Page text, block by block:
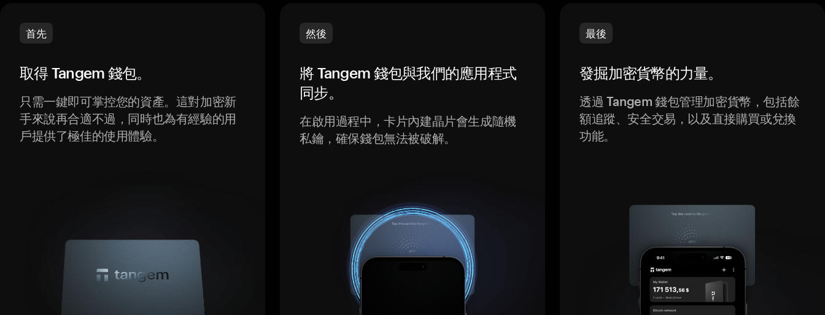
首先
取得 Tangem 錢包。
只需一鍵即可掌控您的資產。這對加密新
手來說再合適不過，同時也為有經驗的用
戶提供了極佳的使用體驗。
然後
將 Tangem 錢包與我們的應用程式
同步。
在啟用過程中，卡片內建晶片會生成隨機
私鑰，確保錢包無法被破解。
最後
發掘加密貨幣的力量。
透過 Tangem 錢包管理加密貨幣，包括餘
額追蹤、安全交易，以及直接購買或兌換
功能。